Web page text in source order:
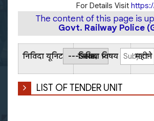
For Details Visit
The content of this page is
Govt. Railway Police
निविदा यूनिट निविदा विषय महीने
LIST OF TENDER UNIT